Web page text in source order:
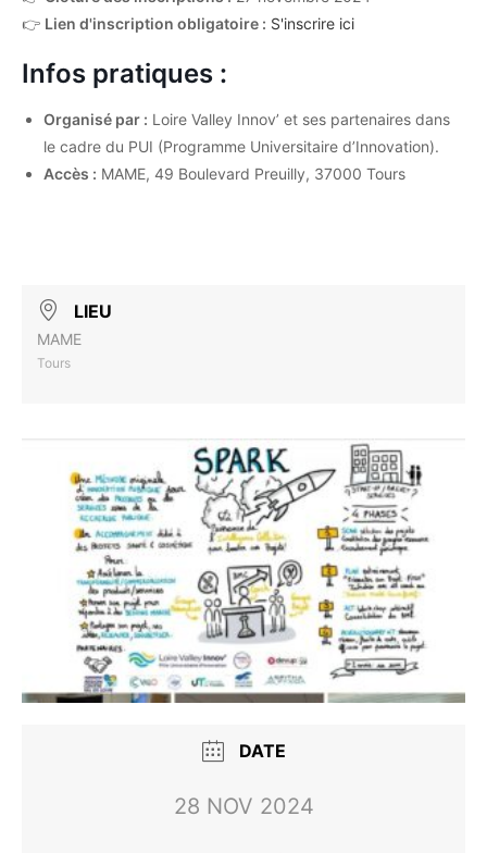
👉 Lien d'inscription obligatoire : S'inscrire ici
Infos pratiques :
Organisé par : Loire Valley Innov’ et ses partenaires dans
le cadre du PUI (Programme Universitaire d’Innovation).
Accès : MAME, 49 Boulevard Preuilly, 37000 Tours
LIEU
MAME
Tours
DATE
28 NOV 2024